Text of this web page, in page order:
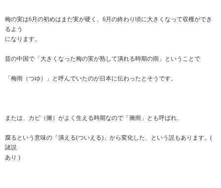
梅の実は6月の初めはまだ実が硬く、6月の終わり頃に大きくなって収穫ができ
るよう
になります。
昔の中国で「大きくなった梅の実が熟して潰れる時期の雨」ということで
「梅雨（つゆ）」と呼んでいたのが日本に伝わったとそうです。
または、カビ（黴）がよく生える時期なので「黴雨」とも呼ばれ、
腐るという意味の「潰える(ついえる)」から変化した、という説もあります。(
諸説
あり )